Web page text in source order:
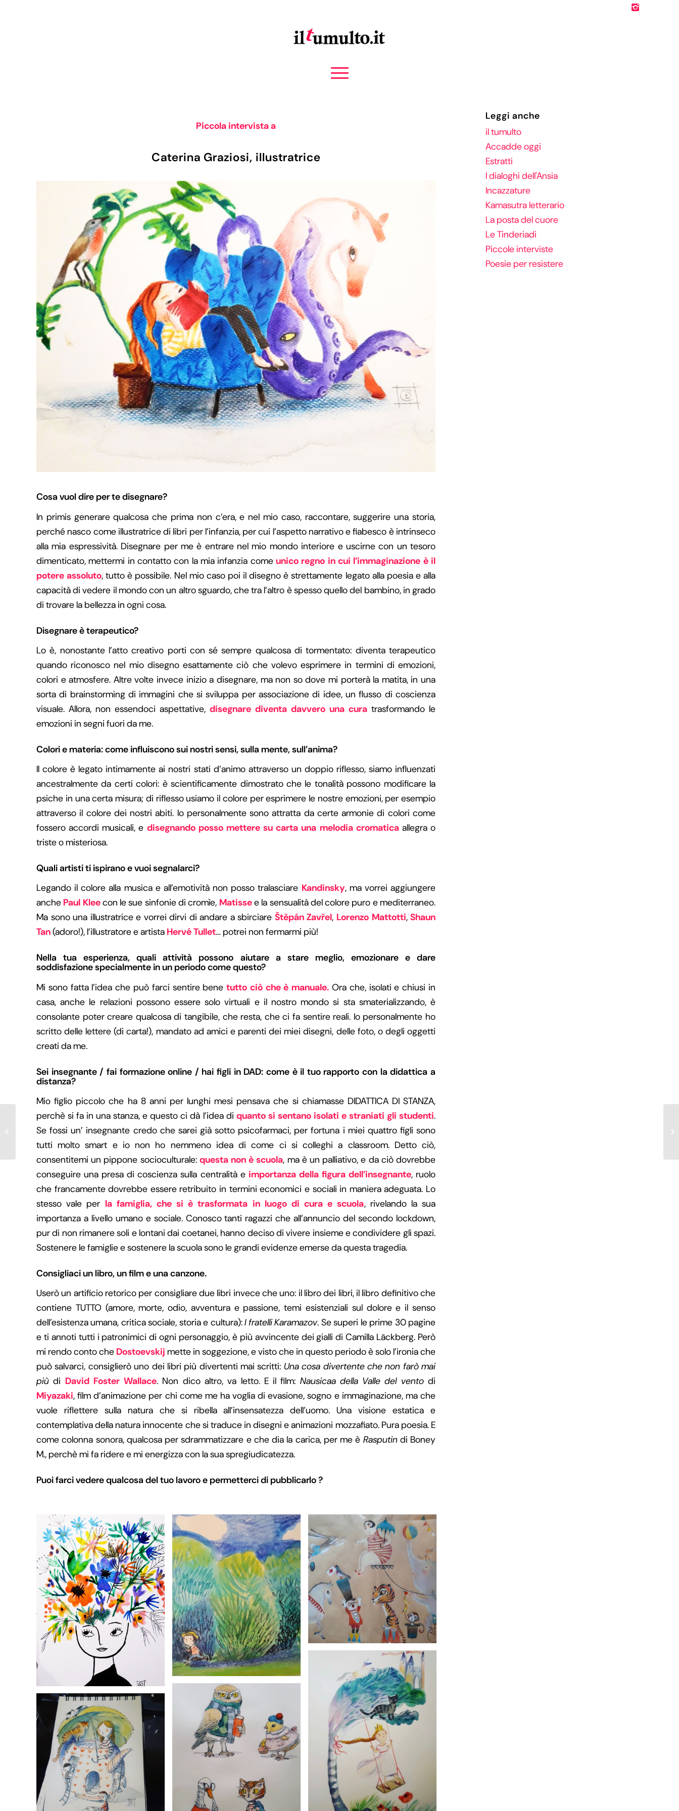
Piccola intervista a
Caterina Graziosi, illustratrice
Cosa vuol dire per te disegnare?
In primis generare qualcosa che prima non c’era, e nel mio caso, raccontare, suggerire una storia,
perché nasco come illustratrice di libri per l’infanzia, per cui l’aspetto narrativo e fiabesco è intrinseco
alla mia espressività. Disegnare per me è entrare nel mio mondo interiore e uscirne con un tesoro
dimenticato, mettermi in contatto con la mia infanzia come unico regno in cui l’immaginazione è il
potere assoluto, tutto è possibile. Nel mio caso poi il disegno è strettamente legato alla poesia e alla
capacità di vedere il mondo con un altro sguardo, che tra l’altro è spesso quello del bambino, in grado
di trovare la bellezza in ogni cosa.
Disegnare è terapeutico?
Lo è, nonostante l’atto creativo porti con sé sempre qualcosa di tormentato: diventa terapeutico
quando riconosco nel mio disegno esattamente ciò che volevo esprimere in termini di emozioni,
colori e atmosfere. Altre volte invece inizio a disegnare, ma non so dove mi porterà la matita, in una
sorta di brainstorming di immagini che si sviluppa per associazione di idee, un flusso di coscienza
visuale. Allora, non essendoci aspettative, disegnare diventa davvero una cura trasformando le
emozioni in segni fuori da me.
Colori e materia: come influiscono sui nostri sensi, sulla mente, sull’anima?
Il colore è legato intimamente ai nostri stati d’animo attraverso un doppio riflesso, siamo influenzati
ancestralmente da certi colori: è scientificamente dimostrato che le tonalità possono modificare la
psiche in una certa misura; di riflesso usiamo il colore per esprimere le nostre emozioni, per esempio
attraverso il colore dei nostri abiti. Io personalmente sono attratta da certe armonie di colori come
fossero accordi musicali, e disegnando posso mettere su carta una melodia cromaticaallegra o
triste o misteriosa.
Quali artisti ti ispirano e vuoi segnalarci?
Legando il colore alla musica e all’emotività non posso tralasciare Kandinsky, ma vorrei aggiungere
anche Paul Kleecon le sue sinfonie di cromìe, Matissee la sensualità del colore puro e mediterraneo.
Ma sono una illustratrice e vorrei dirvi di andare a sbirciare Štěpán Zavřel, Lorenzo Mattotti,Shaun
Tan(adoro!), l’illustratore e artista Hervé Tullet… potrei non fermarmi più!
Nella tua esperienza, quali attività possono aiutare a stare meglio, emozionare e dare
soddisfazione specialmente in un periodo come questo?
Mi sono fatta l’idea che può farci sentire benetutto ciò che è manuale. Ora che, isolati e chiusi in
casa, anche le relazioni possono essere solo virtuali e il nostro mondo si sta smaterializzando, è
consolante poter creare qualcosa di tangibile, che resta, che ci fa sentire reali. Io personalmente ho
scritto delle lettere (di carta!), mandato ad amici e parenti dei miei disegni, delle foto, o degli oggetti
creati da me.
Sei insegnante / fai formazione online / hai figli in DAD: come è il tuo rapporto con la didattica a
distanza?
Mio figlio piccolo che ha 8 anni per lunghi mesi pensava che si chiamasse DIDATTICA DI STANZA,
perchè si fa in una stanza, e questo ci dà l’idea di quanto si sentano isolati e straniati gli studenti.
Se fossi un’ insegnante credo che sarei già sotto psicofarmaci, per fortuna i miei quattro figli sono
tutti molto smart e io non ho nemmeno idea di come ci si colleghi a classroom. Detto ciò,
consentitemi un pippone socioculturale: questa non è scuola, ma è un palliativo, e da ciò dovrebbe
conseguire una presa di coscienza sulla centralità e importanza della figura dell’insegnante, ruolo
che francamente dovrebbe essere retribuito in termini economici e sociali in maniera adeguata. Lo
stesso vale per la famiglia, che si è trasformata in luogo di cura e scuola, rivelando la sua
importanza a livello umano e sociale. Conosco tanti ragazzi che all’annuncio del secondo lockdown,
pur di non rimanere soli e lontani dai coetanei, hanno deciso di vivere insieme e condividere gli spazi.
Sostenere le famiglie e sostenere la scuola sono le grandi evidenze emerse da questa tragedia.
Consigliaci un libro, un film e una canzone.
Userò un artificio retorico per consigliare due libri invece che uno: il libro dei libri,il libro definitivo che
contiene TUTTO (amore, morte, odio, avventura e passione, temi esistenziali sul dolore e il senso
dell’esistenza umana, critica sociale, storia e cultura):I fratelli Karamazov. Se superi le prime 30 pagine
e ti annoti tutti i patronimici di ogni personaggio, è più avvincente dei gialli di Camilla Läckberg. Però
mi rendo conto che Dostoevskij mette in soggezione, e visto che in questo periodo è solo l’ironia che
può salvarci, consiglierò uno dei libri più divertenti mai scritti: Una cosa divertente che non farò mai
più di David Foster Wallace. Non dico altro, va letto. E il film: Nausicaa della Valle del ventodi
Miyazaki, film d’animazione per chi come me ha voglia di evasione, sogno e immaginazione, ma che
vuole riflettere sulla natura che si ribella all’insensatezza dell’uomo. Una visione estatica e
contemplativa della natura innocente che si traduce in disegni e animazioni mozzafiato. Pura poesia. E
come colonna sonora, qualcosa per sdrammatizzare e che dia la carica, per me è Rasputin di Boney
M., perchè mi fa ridere e mi energizza con la sua spregiudicatezza.
Puoi farci vedere qualcosa del tuo lavoro e permetterci di pubblicarlo ?
Leggi anche
il tumulto
Accadde oggi
Estratti
I dialoghi dell'Ansia
Incazzature
Kamasutra letterario
La posta del cuore
Le Tinderiadi
Piccole interviste
Poesie per resistere
Le Tinderiadi Capitolo 11